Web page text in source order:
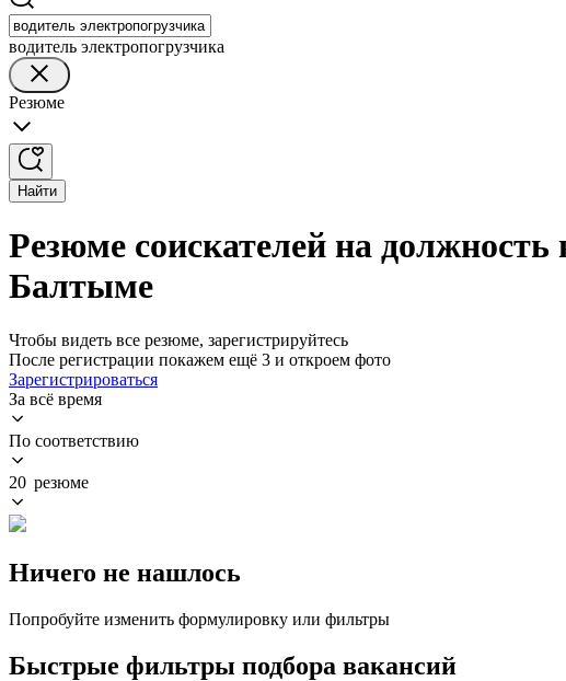
водитель электропогрузчика
Резюме
Найти
Резюме соискателей на
Балтыме
Чтобы видеть все резюме, зарегистрируйтесь
После регистрации покажем ещё 3 и откроем фото
Зарегистрироваться
За всё время
По соответствию
20 резюме
Ничего не нашлось
Попробуйте изменить формулировку или фильтры
Быстрые фильтры подбора вакансий